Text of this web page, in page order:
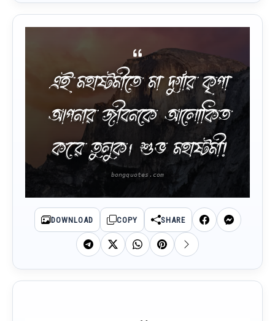
এই মহাষ্টমীতে মা দুর্গার কৃপা
আপনার জীবনকে আলোকিত
করে তুলুক। শুভ মহাষ্টমী!
DOWNLOAD COPY SHARE